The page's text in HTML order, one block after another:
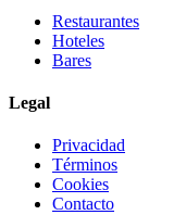
Restaurantes
Hoteles
Bares
Legal
Privacidad
Términos
Cookies
Contacto